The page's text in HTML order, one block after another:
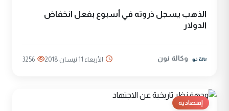
الذهب يسجل ذروته في أسبوع بفعل انخفاض
الدولار
وكالة نون الأربعاء 11 نيسان 2018 3256
إقتصادية